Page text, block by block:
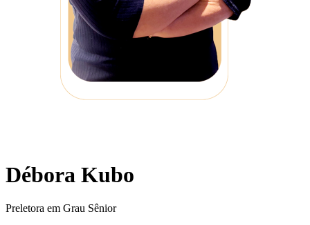
Débora Kubo
Preletora em Grau Sênior